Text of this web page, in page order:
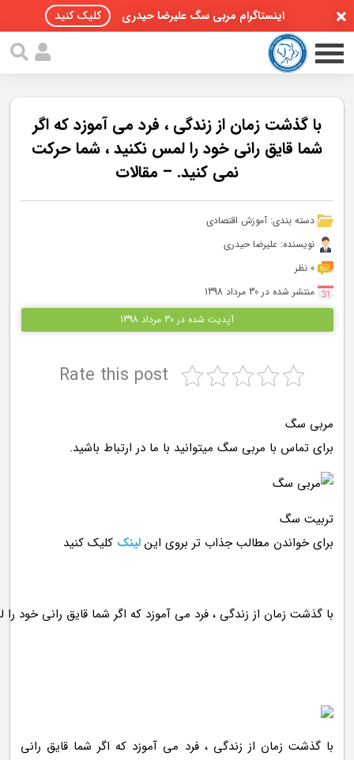
اینستاگرام مربی سگ علیرضا حیدری کلیک کنید
پادکست سگ ها
سمینار تهران 96
گواهینامه ها
با گذشت زمان از زندگی ، فرد می آموزد که اگر
شما قایق رانی خود را لمس نکنید ، شما حرکت
نمی کنید. – مقالات
دسته بندی:آموزش اقتصادی
نویسنده: علیرضا حیدری
0 نظر
منتشر شده در 30 مرداد 1398
آپدیت شده در 30 مرداد 1398
Rate this post
مربی سگ
برای تماس با مربی سگ میتوانید با ما در ارتباط باشید.
تربیت سگ
برای خواندن مطالب جذاب تر بروی اینلینک کلیک کنید
با گذشت زمان از زندگی ، فرد می آموزد که اگر شما قایق رانی